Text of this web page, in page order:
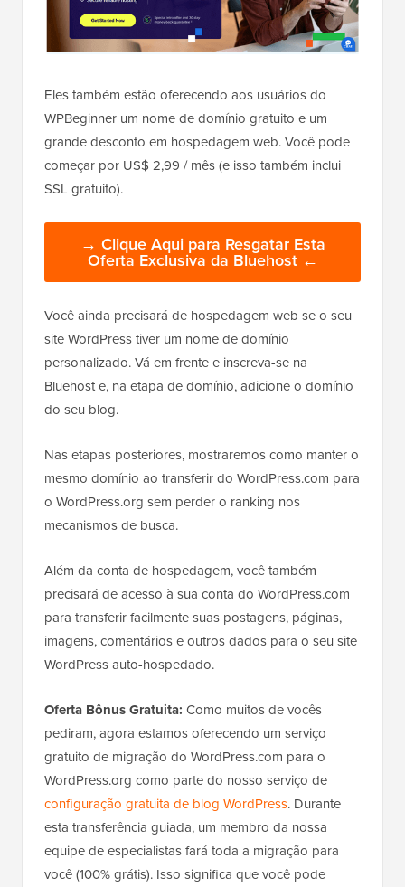
Eles também estão oferecendo aos usuários do
WPBeginner um nome de domínio gratuito e um
grande desconto em hospedagem web. Você pode
começar por US$ 2,99 / mês (e isso também inclui
SSL gratuito).
→ Clique Aqui para Resgatar Esta
Oferta Exclusiva da Bluehost ←
Você ainda precisará de hospedagem web se o seu
site WordPress tiver um nome de domínio
personalizado. Vá em frente e inscreva-se na
Bluehost e, na etapa de domínio, adicione o domínio
do seu blog.
Nas etapas posteriores, mostraremos como manter o
mesmo domínio ao transferir do WordPress.com para
o WordPress.org sem perder o ranking nos
mecanismos de busca.
Além da conta de hospedagem, você também
precisará de acesso à sua conta do WordPress.com
para transferir facilmente suas postagens, páginas,
imagens, comentários e outros dados para o seu site
WordPress auto-hospedado.
Oferta Bônus Gratuita: Como muitos de vocês
pediram, agora estamos oferecendo um serviço
gratuito de migração do WordPress.com para o
WordPress.org como parte do nosso serviço de
configuração gratuita de blog WordPress. Durante
esta transferência guiada, um membro da nossa
equipe de especialistas fará toda a migração para
você (100% grátis). Isso significa que você pode